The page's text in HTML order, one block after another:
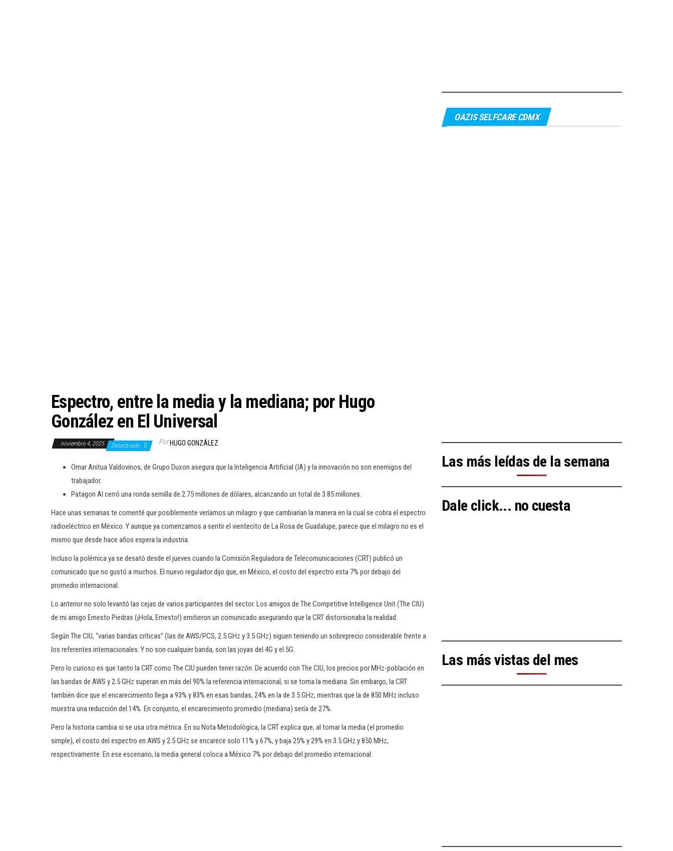
Espectro, entre la media y la mediana; por Hugo
González en El Universal
noviembre 4, 2025 Desactivado Por HUGO GONZÁLEZ
Omar Anitua Valdovinos, de Grupo Duxon asegura que la Inteligencia Artificial (IA) y la innovación no son enemigos del
trabajador.
Patagon AI cerró una ronda semilla de 2.75 millones de dólares, alcanzando un total de 3.85 millones.
Hace unas semanas te comenté que posiblemente veríamos un milagro y que cambiarían la manera en la cual se cobra el espectro
radioeléctrico en México. Y aunque ya comenzamos a sentir el vientecito de La Rosa de Guadalupe, parece que el milagro no es el
mismo que desde hace años espera la industria.
Incluso la polémica ya se desató desde el jueves cuando la Comisión Reguladora de Telecomunicaciones (CRT) publicó un
comunicado que no gustó a muchos. El nuevo regulador dijo que, en México, el costo del espectro esta 7% por debajo del
promedio internacional.
Lo anterior no solo levantó las cejas de varios participantes del sector. Los amigos de The Competitive Intelligence Unit (The CIU)
de mi amigo Ernesto Piedras (¡Hola, Ernesto!) emitieron un comunicado asegurando que la CRT distorsionaba la realidad.
Según The CIU, “varias bandas críticas” (las de AWS/PCS, 2.5 GHz y 3.5 GHz) siguen teniendo un sobreprecio considerable frente a
los referentes internacionales. Y no son cualquier banda, son las joyas del 4G y el 5G.
Pero lo curioso es que tanto la CRT como The CIU pueden tener razón. De acuerdo con The CIU, los precios por MHz-población en
las bandas de AWS y 2.5 GHz superan en más del 90% la referencia internacional, si se toma la mediana. Sin embargo, la CRT
también dice que el encarecimiento llega a 93% y 83% en esas bandas, 24% en la de 3.5 GHz, mientras que la de 850 MHz incluso
muestra una reducción del 14%. En conjunto, el encarecimiento promedio (mediana) sería de 27%.
Pero la historia cambia si se usa otra métrica. En su Nota Metodológica, la CRT explica que, al tomar la media (el promedio
simple), el costo del espectro en AWS y 2.5 GHz se encarece solo 11% y 67%, y baja 25% y 29% en 3.5 GHz y 850 MHz,
respectivamente. En ese escenario, la media general coloca a México 7% por debajo del promedio internacional.
OAZIS SELFCARE CDMX
Las más leídas de la semana
Dale click... no cuesta
Las más vistas del mes